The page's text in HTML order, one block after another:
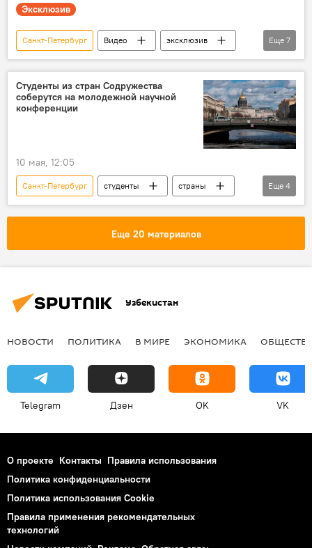
Эксклюзив
Санкт-Петербург Видео
эксклюзив
Узбекистан
энергетика
Выставка
Ташкент
Челябинская область
сотрудничество
Еще 7
Студенты из стран Содружества
соберутся на молодежной научной
конференции
10 мая, 12:05
Санкт-Петербург студенты
страны
СНГ
Конференция
Наука
Еще 4
Еще 20 материалов
Узбекистан
НОВОСТИ ПОЛИТИКА В МИРЕ ЭКОНОМИКА
Telegram Дзен OK VK
О проекте Контакты Правила использования
Политика конфиденциальности
Политика использования Cookie
Правила применения рекомендательных
технологий